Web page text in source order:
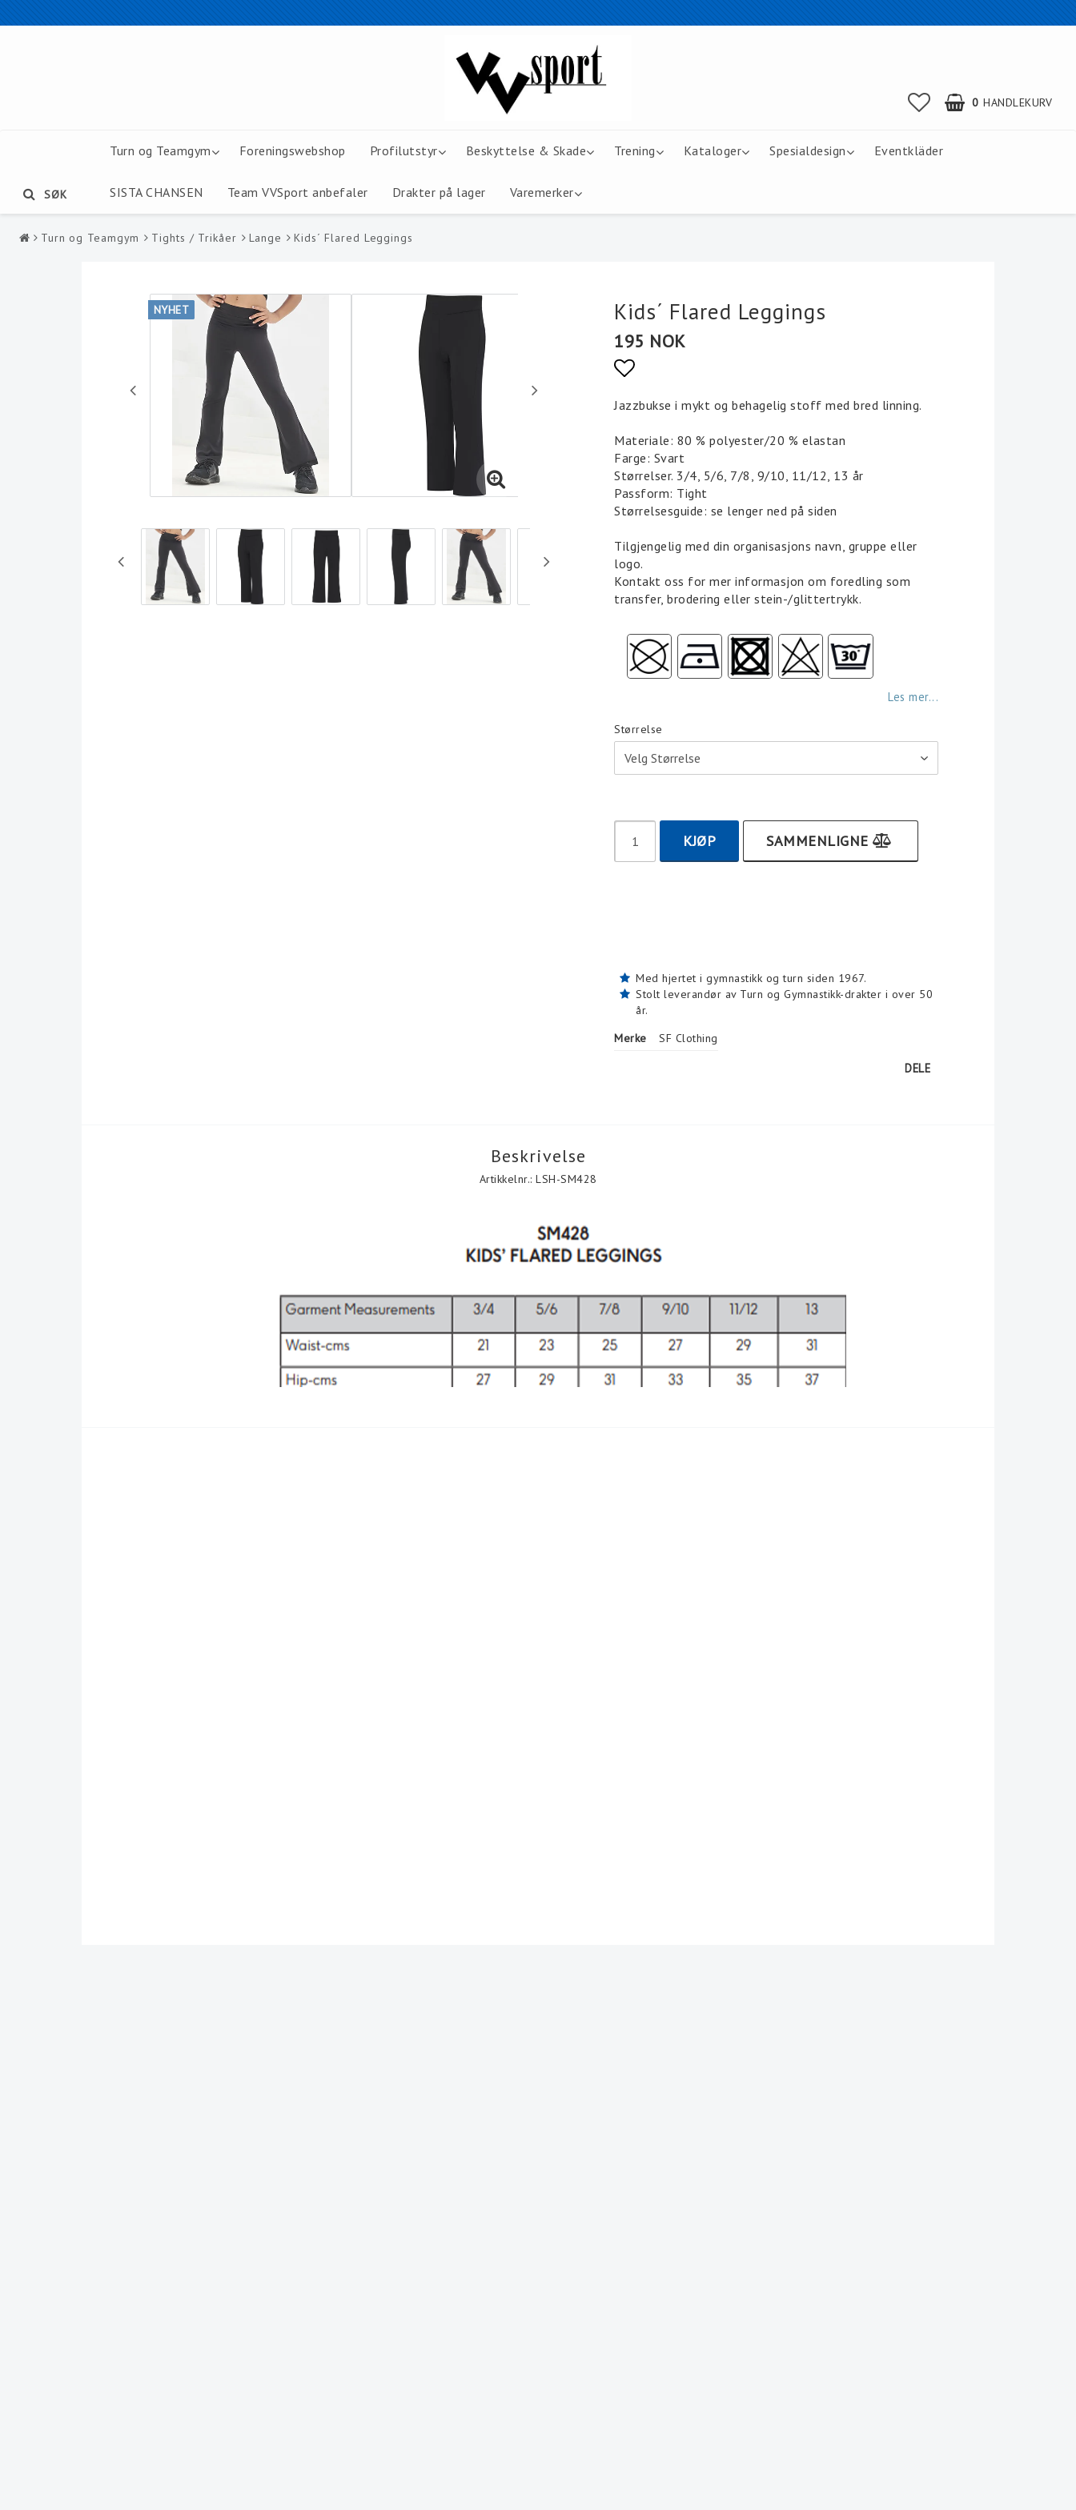
0 HANDLEKURV
Turn og Teamgym Foreningswebshop Profilutstyr Beskyttelse & Skade Trening Kataloger Spesialdesign Eventkläder
SISTA CHANSEN Team VVSport anbefaler Drakter på lager Varemerker
SØK
Turn og Teamgym Tights / Trikåer Lange Kids´ Flared Leggings
NYHET Kids´ Flared Leggings
195 NOK
Add to list of favorites
Jazzbukse i mykt og behagelig stoff med bred linning.
Materiale: 80 % polyester/20 % elastan
Farge: Svart
Størrelser. 3/4, 5/6, 7/8, 9/10, 11/12, 13 år
Passform: Tight
Størrelsesguide: se lenger ned på siden
Tilgjengelig med din organisasjons navn, gruppe eller
logo.
Kontakt oss for mer informasjon om foredling som
transfer, brodering eller stein-/glittertrykk.
Les mer...
Størrelse
KJØP SAMMENLIGNE
Med hjertet i gymnastikk og turn siden 1967.
Stolt leverandør av Turn og Gymnastikk-drakter i over 50
år.
Merke
SF Clothing
DELE
Beskrivelse
Artikkelnr.: LSH-SM428